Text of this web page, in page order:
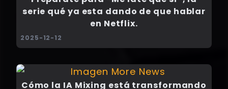
serie qué ya esta dando de que hablar
en Netflix.
2025-12-12
Cómo la IA Mixing está transformando